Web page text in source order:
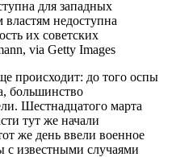
для западных
властям недоступна
их советских
via Getty Images
происходит: до того оспы
большинство
Шестнадцатого марта
тут же начали
же день ввели военное
с известными случаями